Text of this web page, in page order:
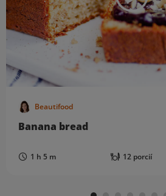
Beautifood
Banana bread
1 h 5 m 12 porcií